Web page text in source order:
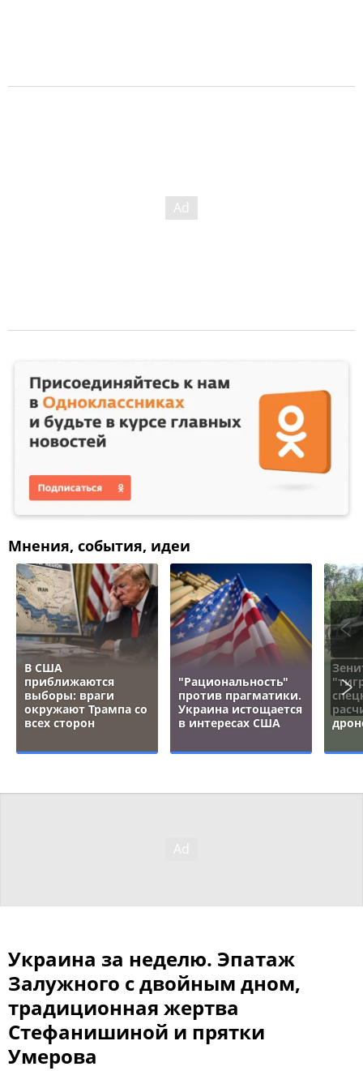
Мнения, события, идеи
В США
приближаются
выборы: враги
окружают Трампа со
всех сторон
"Рациональность"
против прагматики.
Украина истощается
в интересах США
Украина за неделю. Эпатаж
Залужного с двойным дном,
традиционная жертва
Стефанишиной и прятки
Умерова